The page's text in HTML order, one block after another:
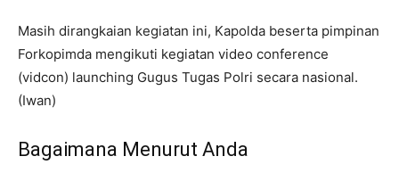
Masih dirangkaian kegiatan ini, Kapolda beserta pimpinan
Forkopimda mengikuti kegiatan video conference
(vidcon) launching Gugus Tugas Polri secara nasional.
(Iwan)
Bagaimana Menurut Anda